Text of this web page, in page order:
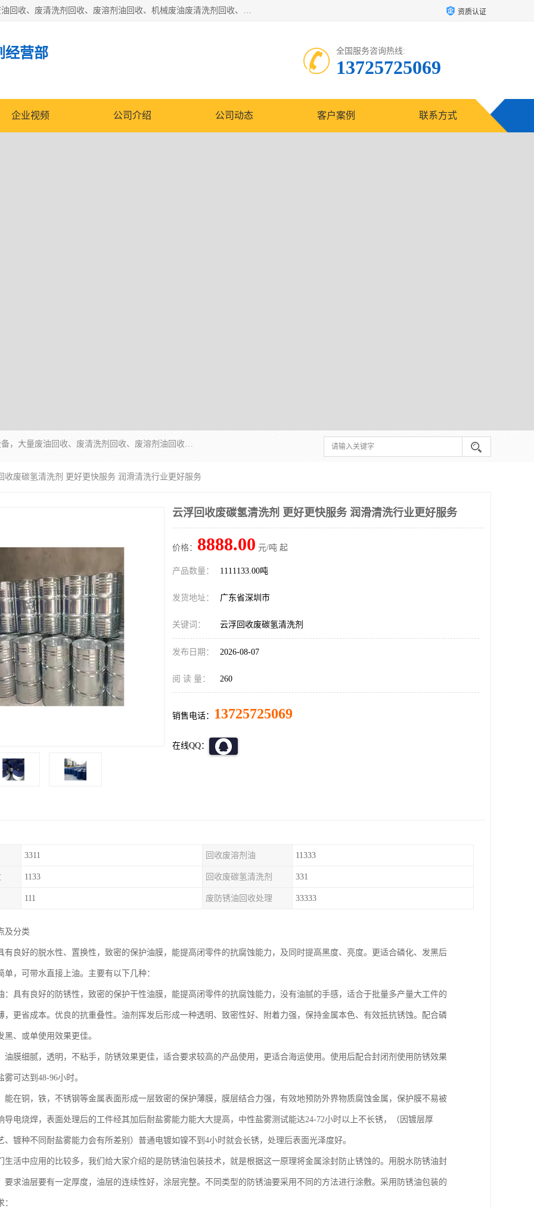
东莞市大岭山莞峰清洗剂经营部拥有的回收加工设备，大量废油回收、废清洗剂回收、废溶剂油回收、机械废油废清洗剂回收、废碳氢回收、碳氢液压油回收、碳氢二氯回收等废清洗剂处理；我们只是提供废旧化工原料的循环使用存放点，执行正规的存放，有正规的回收资质处理。同时我们公司批发零售回收级清洗剂，脱模油再生基础油，质量保证。 资质认证
经营部 全国服务咨询热线:
13725725069
企业视频 公司介绍 公司动态 客户案例 联系方式
东莞市大岭山莞峰清洗剂经营部拥有的回收加工设备，大量废油回收、废清洗剂回收、废溶剂油回收、机械废油废清洗剂回收、废碳氢回收、碳氢液压油回收、碳氢二氯回收等废清洗剂处理；我们只是提供废旧化工原料的循环使用存放点，执行正规的存放，有正规的回收资质处理。同时我们公司批发零售回收级清洗剂，脱模油再生基础油，质量保证。
收废碳氢清洗剂 更好更快服务 润滑清洗行业更好服务
云浮回收废碳氢清洗剂 更好更快服务 润滑清洗行业更好服务
价格： 8888.00 元/吨 起
产品数量： 1111133.00吨
发货地址： 广东省深圳市
关键词： 云浮回收废碳氢清洗剂
发布日期： 2026-08-07
阅 读 量： 260
销售电话： 13725725069
在线QQ：
3311 回收废溶剂油 11333
1133 回收废碳氢清洗剂 331
111 废防锈油回收处理 33333
及分类
有良好的脱水性、置换性，致密的保护油膜，能提高闭零件的抗腐蚀能力，及同时提高黑度、亮度。更适合磷化、发黑后
单，可带水直接上油。主要有以下几种：
：具有良好的防锈性，致密的保护干性油膜，能提高闭零件的抗腐蚀能力，没有油腻的手感，适合于批量多产量大工件的
，更省成本。优良的抗重叠性。油剂挥发后形成一种透明、致密性好、附着力强，保持金属本色、有效抵抗锈蚀。配合磷
黑、或单使用效果更佳。
油膜细腻，透明，不粘手，防锈效果更佳，适合要求较高的产品使用，更适合海运使用。使用后配合封闭剂使用防锈效果
雾可达到48-96小时。
能在铜，铁，不锈钢等金属表面形成一层致密的保护薄膜，膜层结合力强，有效地预防外界物质腐蚀金属，保护膜不易被
导电烧焊，表面处理后的工件经其加后耐盐雾能力能大大提高，中性盐雾测试能达24-72小时以上不长锈，（因镀层厚
、镀种不同耐盐雾能力会有所差别）普通电镀如镍不到4小时就会长锈，处理后表面光泽度好。
生活中应用的比较多，我们给大家介绍的是防锈油包装技术，就是根据这一原理将金属涂封防止锈蚀的。用脱水防锈油封
要求油层要有一定厚度，油层的连续性好，涂层完整。不同类型的防锈油要采用不同的方法进行涂敷。采用防锈油包装的